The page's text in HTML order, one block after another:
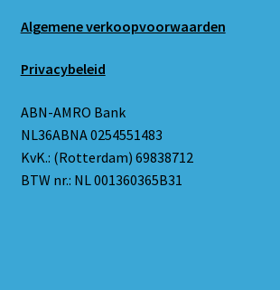
Algemene verkoopvoorwaarden
Privacybeleid
ABN-AMRO Bank
NL36ABNA 0254551483
KvK.: (Rotterdam) 69838712
BTW nr.: NL 001360365B31